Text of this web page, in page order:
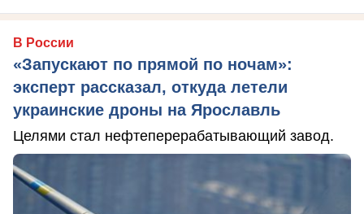
В России
«Запускают по прямой по ночам»:
эксперт рассказал, откуда летели
украинские дроны на Ярославль
Целями стал нефтеперерабатывающий завод.